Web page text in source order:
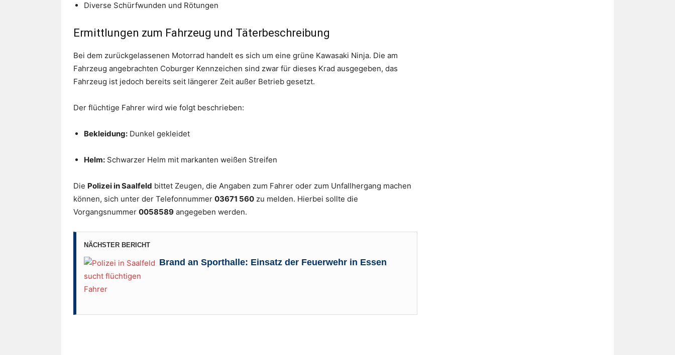
Diverse Schürfwunden und Rötungen
Ermittlungen zum Fahrzeug und Täterbeschreibung
Bei dem zurückgelassenen Motorrad handelt es sich um eine grüne Kawasaki Ninja. Die am
Fahrzeug angebrachten Coburger Kennzeichen sind zwar für dieses Krad ausgegeben, das
Fahrzeug ist jedoch bereits seit längerer Zeit außer Betrieb gesetzt.
Der flüchtige Fahrer wird wie folgt beschrieben:
Bekleidung: Dunkel gekleidet
Helm: Schwarzer Helm mit markanten weißen Streifen
Die Polizei in Saalfeld bittet Zeugen, die Angaben zum Fahrer oder zum Unfallhergang machen
können, sich unter der Telefonnummer 03671 560 zu melden. Hierbei sollte die
Vorgangsnummer 0058589 angegeben werden.
NÄCHSTER BERICHT
Brand an Sporthalle: Einsatz der Feuerwehr in Essen